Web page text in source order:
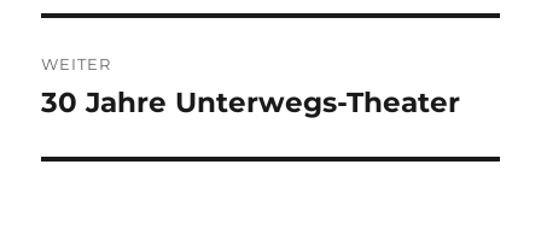
WEITER
Nächster
30 Jahre Unterwegs-Theater